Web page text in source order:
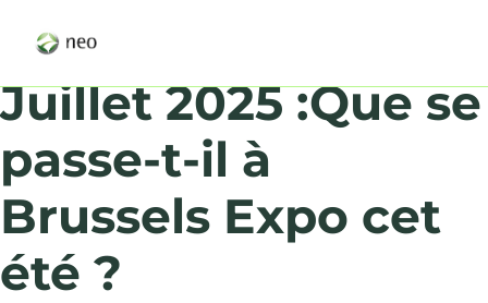
Juillet 2025 :Que se
passe-t-il à
Brussels Expo cet
été ?